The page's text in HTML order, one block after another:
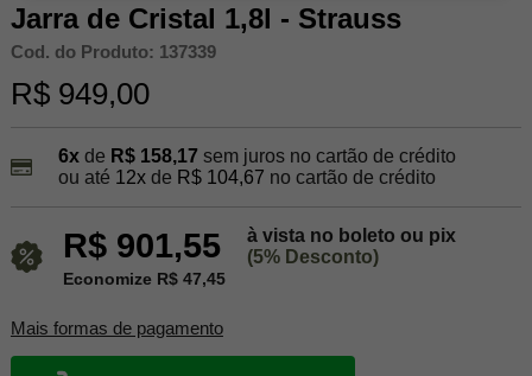
Jarra de Cristal 1,8l - Strauss
Cod. do Produto: 137339
R$ 949,00
6xde R$ 158,17 sem juros no cartão de crédito
ou até 12xde R$ 104,67 no cartão de crédito
R$ 901,55
à vista no boleto ou pix
(5% Desconto)
Economize R$ 47,45
Mais formas de pagamento